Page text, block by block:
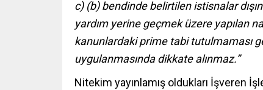
c) (b) bendinde belirtilen istisnalar
yardım yerine geçmek üzere yapılan
kanunlardaki prime tabi tutulmaması
uygulanmasında dikkate alınmaz.”
Nitekim yayınlamış oldukları İşveren